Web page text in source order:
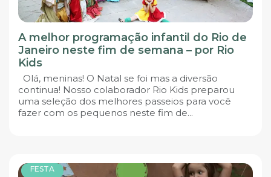
A melhor programação infantil do Rio de
Janeiro neste fim de semana – por Rio
Kids
Olá, meninas! O Natal se foi mas a diversão
continua! Nosso colaborador Rio Kids preparou
uma seleção dos melhores passeios para você
fazer com os pequenos neste fim de...
FESTA